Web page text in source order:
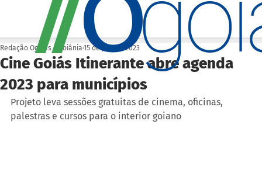
Cine Goiás Itinerante abre agenda
2023 para municípios
Redação Ogoiás | Goiânia 15 de jan. de 2023
Projeto leva sessões gratuitas de cinema, oficinas,
palestras e cursos para o interior goiano